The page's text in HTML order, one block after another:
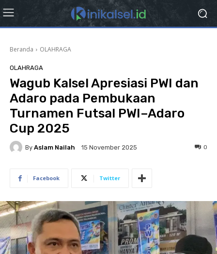
Beranda OLAHRAGA
OLAHRAGA
Wagub Kalsel Apresiasi PWI dan
Adaro pada Pembukaan
Turnamen Futsal PWI–Adaro
Cup 2025
By Aslam Nailah 15 November 2025 0
Facebook Twitter